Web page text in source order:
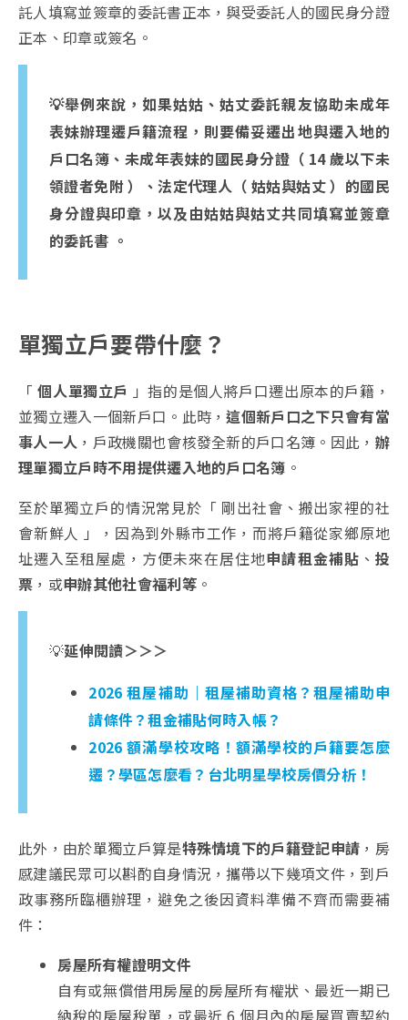
託人填寫並簽章的委託書正本，與受委託人的國民身分證
正本、印章或簽名。
💡舉例來說，如果姑姑、姑丈委託親友協助未成年
表妹辦理遷戶籍流程，則要備妥遷出地與遷入地的
戶口名簿、未成年表妹的國民身分證（ 14 歲以下未
領證者免附 ）、法定代理人（ 姑姑與姑丈 ）的國民
身分證與印章，以及由姑姑與姑丈共同填寫並簽章
的委託書 。
單獨立戶要帶什麼？
「個人單獨立戶 」指的是個人將戶口遷出原本的戶籍，
並獨立遷入一個新戶口。此時，這個新戶口之下只會有當
事人一人 ，戶政機關也會核發全新的戶口名簿。因此， 辦
理單獨立戶時不用提供遷入地的戶口名簿 。
至於單獨立戶的情況常見於「 剛出社會、搬出家裡的社
會新鮮人 」，因為到外縣市工作，而將戶籍從家鄉原地
址遷入至租屋處，方便未來在居住地申請租金補貼 、 投
票 ，或申辦其他社會福利等。
💡延伸閱讀＞＞＞
2026 租屋補助｜租屋補助資格？租屋補助申
請條件？租金補貼何時入帳？
2026 額滿學校攻略！額滿學校的戶籍要怎麼
遷？學區怎麼看？台北明星學校房價分析！
此外，由於單獨立戶算是特殊情境下的戶籍登記申請 ，房
感建議民眾可以斟酌自身情況，攜帶以下幾項文件，到戶
政事務所臨櫃辦理，避免之後因資料準備不齊而需要補
件：
房屋所有權證明文件
自有或無償借用房屋的房屋所有權狀、最近一期已